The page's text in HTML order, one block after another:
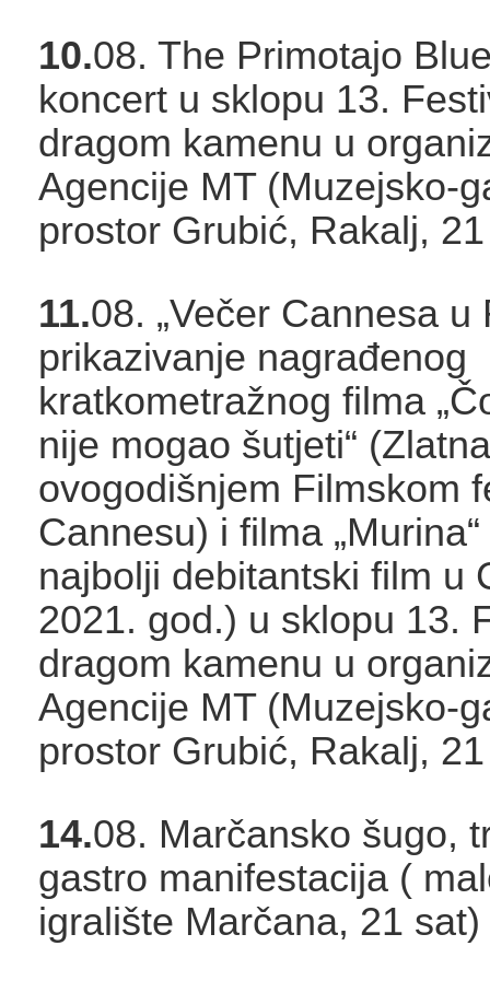
10.08. The Primotajo
koncert u sklopu 13.
dragom kamenu u
Agencije MT (Muzejsko-
prostor Grubić, Rakalj,
11.08. „Večer Cannesa u
prikazivanje nagrađenog
kratkometražnog filma
nije mogao šutjeti“
ovogodišnjem Filmskom
Cannesu) i filma
najbolji debitantski film u
2021. god.) u sklopu 13.
dragom kamenu u
Agencije MT (Muzejsko-
prostor Grubić, Rakalj,
14.08. Marčansko šugo,
gastro manifestacija (
igralište Marčana, 21 sat)